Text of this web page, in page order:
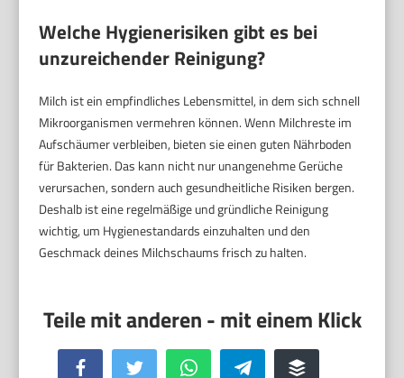
Welche Hygienerisiken gibt es bei
unzureichender Reinigung?
Milch ist ein empfindliches Lebensmittel, in dem sich schnell
Mikroorganismen vermehren können. Wenn Milchreste im
Aufschäumer verbleiben, bieten sie einen guten Nährboden
für Bakterien. Das kann nicht nur unangenehme Gerüche
verursachen, sondern auch gesundheitliche Risiken bergen.
Deshalb ist eine regelmäßige und gründliche Reinigung
wichtig, um Hygienestandards einzuhalten und den
Geschmack deines Milchschaums frisch zu halten.
Facebook Twitter WhatsApp Telegram Buffer